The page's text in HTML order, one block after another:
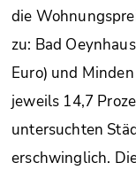
die
zu: Bad
Euro) und
jeweils 14,7
untersuchten
erschwinglich.